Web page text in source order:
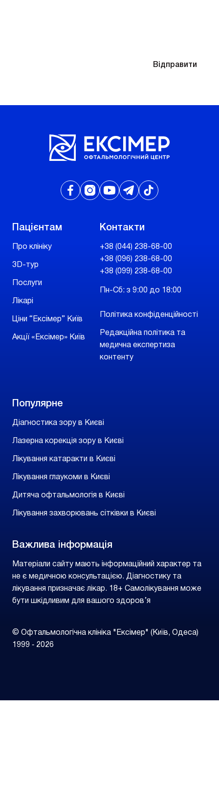
Відправити
Пацієнтам
Про клініку
3D-тур
Послуги
Лікарі
Ціни “Ексімер” Київ
Акції «Ексімер» Київ
Контакти
+38 (044) 238-68-00
+38 (096) 238-68-00
+38 (099) 238-68-00
Пн-Сб: з 9:00 до 18:00
Політика конфіденційності
Редакційна політика та
медична експертиза
контенту
Популярне
Діагностика зору в Києві
Лазерна корекція зору в Києві
Лікування катаракти в Києві
Лікування глаукоми в Києві
Дитяча офтальмологія в Києві
Лікування захворювань сітківки в Києві
Важлива інформація
Матеріали сайту мають інформаційний характер та
не є медичною консультацією. Діагностику та
лікування призначає лікар. 18+ Самолікування може
бути шкідливим для вашого здоров’я
© Офтальмологічна клініка "Ексімер" (Київ, Одеса)
1999 ‑ 2026